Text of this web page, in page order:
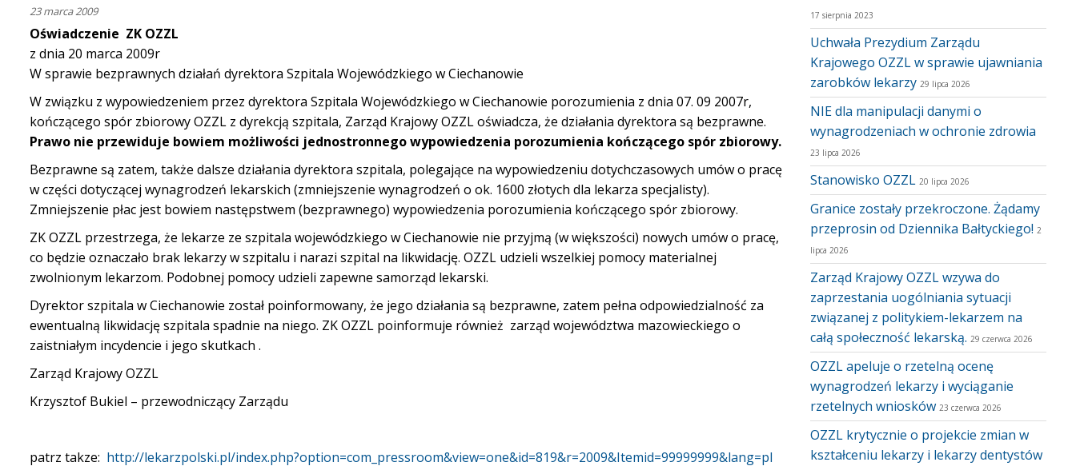
23 marca 2009
Oświadczenie ZK OZZL
z dnia 20 marca 2009r
W sprawie bezprawnych działań dyrektora Szpitala Wojewódzkiego w Ciechanowie
W związku z wypowiedzeniem przez dyrektora Szpitala Wojewódzkiego w Ciechanowie porozumienia z dnia 07. 09 2007r,
kończącego spór zbiorowy OZZL z dyrekcją szpitala, Zarząd Krajowy OZZL oświadcza, że działania dyrektora są bezprawne.
Prawo nie przewiduje bowiem możliwości jednostronnego wypowiedzenia porozumienia kończącego spór zbiorowy.
Bezprawne są zatem, także dalsze działania dyrektora szpitala, polegające na wypowiedzeniu dotychczasowych umów o pracę
w części dotyczącej wynagrodzeń lekarskich (zmniejszenie wynagrodzeń o ok. 1600 złotych dla lekarza specjalisty).
Zmniejszenie płac jest bowiem następstwem (bezprawnego) wypowiedzenia porozumienia kończącego spór zbiorowy.
ZK OZZL przestrzega, że lekarze ze szpitala wojewódzkiego w Ciechanowie nie przyjmą (w większości) nowych umów o pracę,
co będzie oznaczało brak lekarzy w szpitalu i narazi szpital na likwidację. OZZL udzieli wszelkiej pomocy materialnej
zwolnionym lekarzom. Podobnej pomocy udzieli zapewne samorząd lekarski.
Dyrektor szpitala w Ciechanowie został poinformowany, że jego działania są bezprawne, zatem pełna odpowiedzialność za
ewentualną likwidację szpitala spadnie na niego. ZK OZZL poinformuje również zarząd województwa mazowieckiego o
zaistniałym incydencie i jego skutkach .
Zarząd Krajowy OZZL
Krzysztof Bukiel – przewodniczący Zarządu
patrz takze: http://lekarzpolski.pl/index.php?option=com_pressroom&view=one&id=819&r=2009&Itemid=99999999&lang=pl
17 sierpnia 2023
Uchwała Prezydium Zarządu
Krajowego OZZL w sprawie ujawniania
zarobków lekarzy 29 lipca 2026
NIE dla manipulacji danymi o
wynagrodzeniach w ochronie zdrowia
23 lipca 2026
Stanowisko OZZL 20 lipca 2026
Granice zostały przekroczone. Żądamy
przeprosin od Dziennika Bałtyckiego! 2
lipca 2026
Zarząd Krajowy OZZL wzywa do
zaprzestania uogólniania sytuacji
związanej z politykiem-lekarzem na
całą społeczność lekarską. 29 czerwca 2026
OZZL apeluje o rzetelną ocenę
wynagrodzeń lekarzy i wyciąganie
rzetelnych wniosków 23 czerwca 2026
OZZL krytycznie o projekcie zmian w
kształceniu lekarzy i lekarzy dentystów